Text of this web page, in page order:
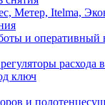
Метер, Itelma,
и оперативный
расхода
ключ
и